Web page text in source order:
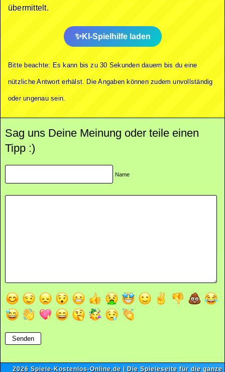
übermittelt.
KI-Spielhilfe laden
Bitte beachte: Es kann bis zu 30 Sekunden dauern bis du eine
nützliche Antwort erhälst. Die Angaben können zudem unvollständig
oder ungenau sein.
Sag uns Deine Meinung oder teile einen
Tipp :)
Name
2026 Spiele-Kostenlos-Online.de| Die Spieleseite für die ganze